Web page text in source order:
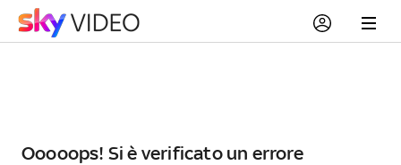
Ooooops! Si è verificato un errore